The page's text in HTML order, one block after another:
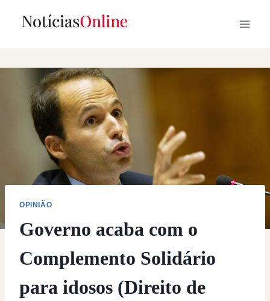
OPINIÃO
Governo acaba com o
Complemento Solidário
para idosos (Direito de